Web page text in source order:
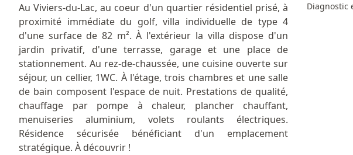
Au Viviers-du-Lac, au coeur d'un quartier résidentiel prisé, à
proximité immédiate du golf, villa individuelle de type 4
d'une surface de 82 m². À l'extérieur la villa dispose d'un
jardin privatif, d'une terrasse, garage et une place de
stationnement. Au rez-de-chaussée, une cuisine ouverte sur
séjour, un cellier, 1WC. À l'étage, trois chambres et une salle
de bain composent l'espace de nuit. Prestations de qualité,
chauffage par pompe à chaleur, plancher chauffant,
menuiseries aluminium, volets roulants électriques.
Résidence sécurisée bénéficiant d'un emplacement
stratégique. À découvrir !
Diagnostic